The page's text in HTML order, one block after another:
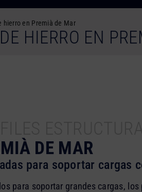
hierro en Premià de Mar
HIERRO EN
DE MAR
para soportar cargas
para soportar grandes cargas,